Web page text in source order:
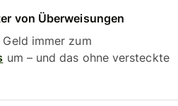
von Überweisungen
immer zum
um – und das ohne versteckte